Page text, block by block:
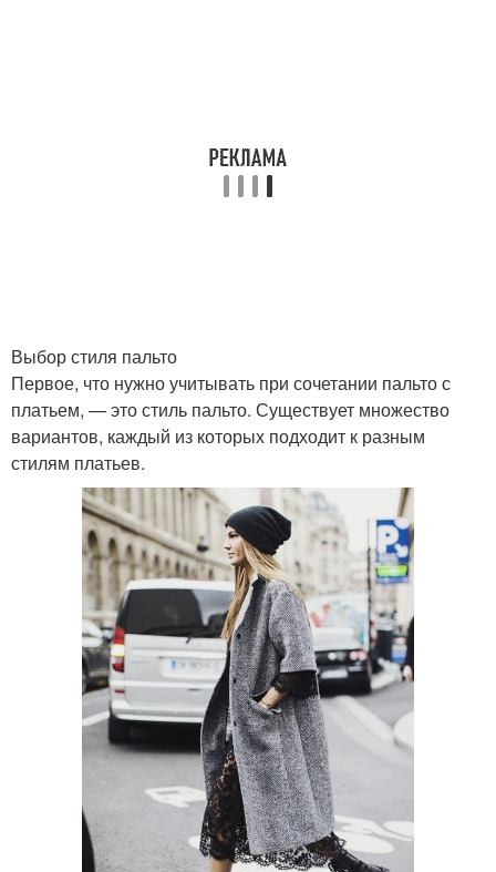
Выбор стиля пальто
Первое, что нужно учитывать при сочетании пальто с
платьем, — это стиль пальто. Существует множество
вариантов, каждый из которых подходит к разным
стилям платьев.